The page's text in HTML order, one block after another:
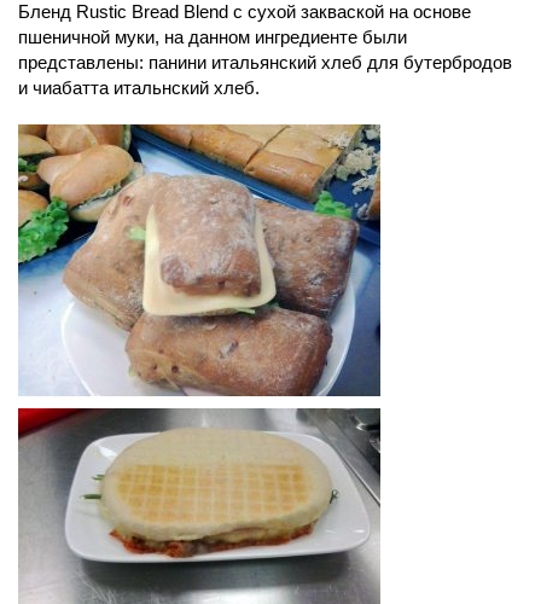
Бленд Rustic Bread Blend с сухой закваской на основе
пшеничной муки, на данном ингредиенте были
представлены: панини итальянский хлеб для бутербродов
и чиабатта итальнский хлеб.